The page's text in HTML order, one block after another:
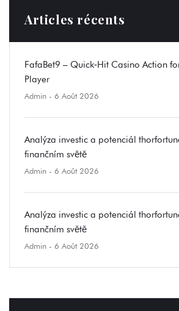
Articles récents
FafaBet9 – Quick‑Hit Casino Action
Player
Admin - 6 Août 2026
Analýza investic a potenciál
finančním světě
Admin - 6 Août 2026
Analýza investic a potenciál
finančním světě
Admin - 6 Août 2026